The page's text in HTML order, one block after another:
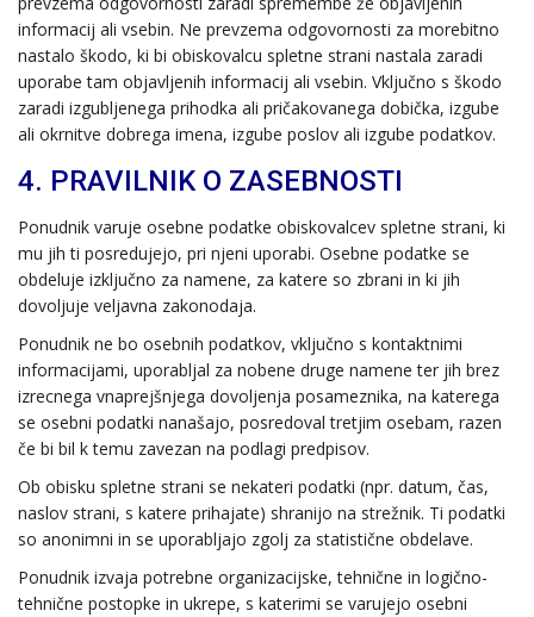
informacij ali vsebin. Ne prevzema odgovornosti za morebitno
nastalo škodo, ki bi obiskovalcu spletne strani nastala zaradi
uporabe tam objavljenih informacij ali vsebin. Vključno s škodo
zaradi izgubljenega prihodka ali pričakovanega dobička, izgube
ali okrnitve dobrega imena, izgube poslov ali izgube podatkov.
4. PRAVILNIK O ZASEBNOSTI
Ponudnik varuje osebne podatke obiskovalcev spletne strani, ki
mu jih ti posredujejo, pri njeni uporabi. Osebne podatke se
obdeluje izključno za namene, za katere so zbrani in ki jih
dovoljuje veljavna zakonodaja.
Ponudnik ne bo osebnih podatkov, vključno s kontaktnimi
informacijami, uporabljal za nobene druge namene ter jih brez
izrecnega vnaprejšnjega dovoljenja posameznika, na katerega
se osebni podatki nanašajo, posredoval tretjim osebam, razen
če bi bil k temu zavezan na podlagi predpisov.
Ob obisku spletne strani se nekateri podatki (npr. datum, čas,
naslov strani, s katere prihajate) shranijo na strežnik. Ti podatki
so anonimni in se uporabljajo zgolj za statistične obdelave.
Ponudnik izvaja potrebne organizacijske, tehnične in logično-
tehnične postopke in ukrepe, s katerimi se varujejo osebni